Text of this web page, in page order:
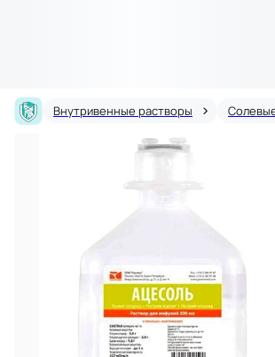
Внутривенные растворы